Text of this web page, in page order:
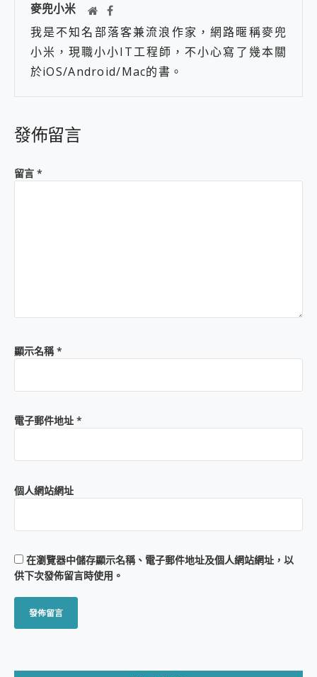
麥兜小米
我是不知名部落客兼流浪作家，網路暱稱麥兜
小米，現職小小IT工程師，不小心寫了幾本關
於iOS/Android/Mac的書。
發佈留言
留言 *
顯示名稱*
電子郵件地址 *
個人網站網址
在瀏覽器中儲存顯示名稱、電子郵件地址及個人網站網址，以
供下次發佈留言時使用。